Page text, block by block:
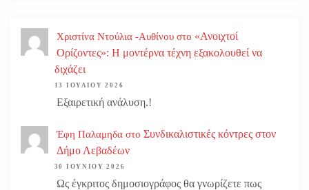
Χριστίνα Ντούλια -Αυθίνου στο «Ανοιχτοί
Ορίζοντες»: Η μοντέρνα τέχνη εξακολουθεί να
διχάζει
13 ΙΟΥΛΊΟΥ 2026
Εξαιρετική ανάλυση.!
Έφη Παλαμηδα στο Συνδικαλιστικές κόντρες στον
Δήμο Λεβαδέων
30 ΙΟΥΝΊΟΥ 2026
Ως έγκριτος δημοσιογράφος θα γνωρίζετε πως